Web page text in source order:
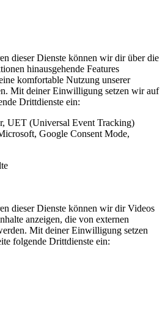
dieser Dienste können wir dir über die
hinausgehende Features
komfortable Nutzung unserer
Mit deiner Einwilligung setzen wir auf
Drittdienste ein:
UET (Universal Event Tracking)
Google Consent Mode,
dieser Dienste können wir dir Videos
anzeigen, die von externen
Mit deiner Einwilligung setzen
folgende Drittdienste ein: